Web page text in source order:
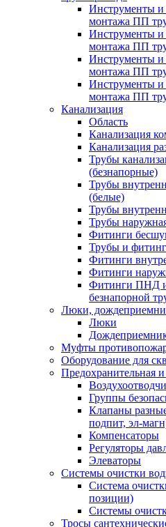
Инструменты
монтажа ПП
Инструменты
монтажа ПП
Инструменты
монтажа ПП
Инструменты
монтажа ПП
Канализация
Область
Канализация
Канализация
Трубы
(безнапорные)
Трубы
(белые)
Трубы
Трубы
Фитинги
Трубы и
Фитинги
Фитинги
Фитинги ПНД
безнапорной
Люки,
Люки
Муфты
Оборудование для
Предохранительная
Группы
Клапаны
подпит, эл-
Компенсаторы
Регуляторы
Элеваторы
Системы очистки
Система
позиции)
Системы
Тросы